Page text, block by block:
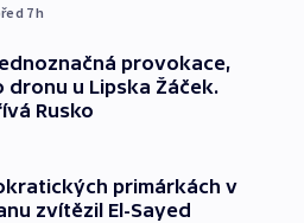
7h
provokace,
dronu u Lipska Žáček.
Rusko
primárkách v
zvítězil El-Sayed